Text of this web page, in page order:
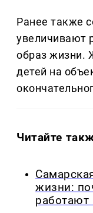
Ранее также
увеличивают
образ жизни.
детей на
Читайте
жизни:
работают